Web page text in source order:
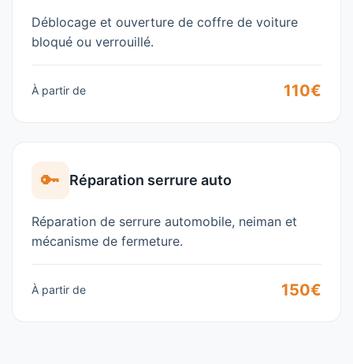
Déblocage et ouverture de coffre de voiture
bloqué ou verrouillé.
À partir de 110€
🔑 Réparation serrure auto
Réparation de serrure automobile, neiman et
mécanisme de fermeture.
À partir de 150€